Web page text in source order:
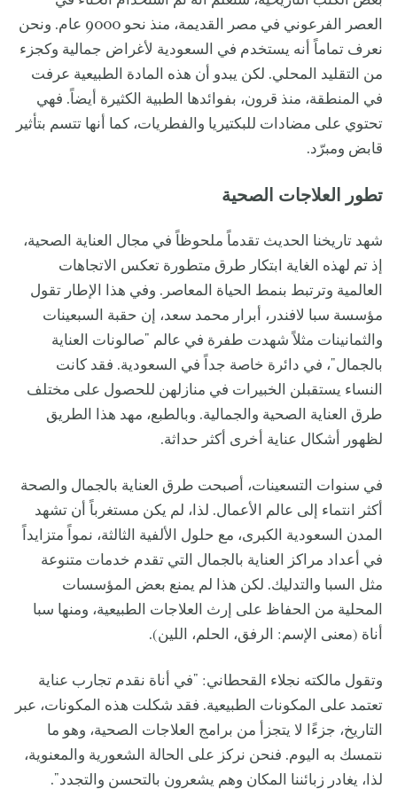
العصر الفرعوني في مصر القديمة، منذ نحو 9000 عام. ونحن
نعرف تماماً أنه يستخدم في السعودية لأغراض جمالية وكجزء
من التقليد المحلي. لكن يبدو أن هذه المادة الطبيعية عرفت
في المنطقة، منذ قرون، بفوائدها الطبية الكثيرة أيضاً. فهي
تحتوي على مضادات للبكتيريا والفطريات، كما أنها تتسم بتأثير
قابض ومبرّد.
تطور العلاجات الصحية
شهد تاريخنا الحديث تقدماً ملحوظاً في مجال العناية الصحية،
إذ تم لهذه الغاية ابتكار طرق متطورة تعكس الاتجاهات
العالمية وترتبط بنمط الحياة المعاصر. وفي هذا الإطار تقول
مؤسسة سبا لافندر، أبرار محمد سعد، إن حقبة السبعينات
والثمانينات مثلاً شهدت طفرة في عالم "صالونات العناية
بالجمال"، في دائرة خاصة جداً في السعودية. فقد كانت
النساء يستقبلن الخبيرات في منازلهن للحصول على مختلف
طرق العناية الصحية والجمالية. وبالطبع، مهد هذا الطريق
لظهور أشكال عناية أخرى أكثر حداثة.
في سنوات التسعينات، أصبحت طرق العناية بالجمال والصحة
أكثر انتماء إلى عالم الأعمال. لذا، لم يكن مستغرباً أن تشهد
المدن السعودية الكبرى، مع حلول الألفية الثالثة، نمواً متزايداً
في أعداد مراكز العناية بالجمال التي تقدم خدمات متنوعة
مثل السبا والتدليك. لكن هذا لم يمنع بعض المؤسسات
المحلية من الحفاظ على إرث العلاجات الطبيعية، ومنها سبا
أناة (معنى الإسم: الرفق، الحلم، اللين).
وتقول مالكته نجلاء القحطاني: "في أناة نقدم تجارب عناية
تعتمد على المكونات الطبيعية. فقد شكلت هذه المكونات، عبر
التاريخ، جزءًا لا يتجزأ من برامج العلاجات الصحية، وهو ما
نتمسك به اليوم. فنحن نركز على الحالة الشعورية والمعنوية،
لذا، يغادر زبائننا المكان وهم يشعرون بالتحسن والتجدد".